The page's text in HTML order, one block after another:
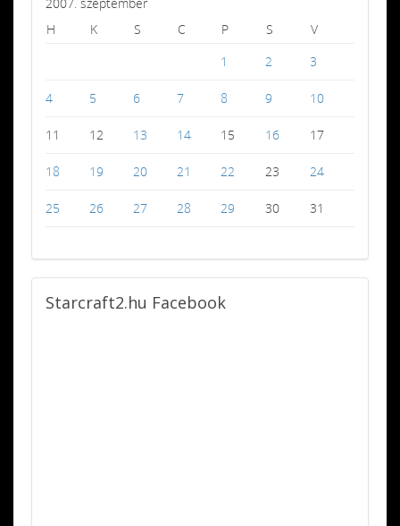
H
K S C P S
V
1
2 3
4 5 6 7 8 9 10
11 12 13 14 15 16 17
18 19 20 21 22 23 24
25 26 27 28 29 30 31
Starcraft2.hu Facebook